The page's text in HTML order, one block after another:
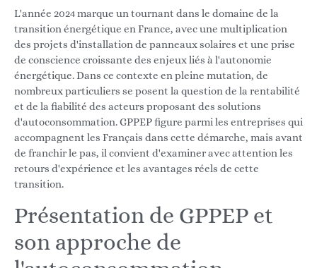
L'année 2024 marque un tournant dans le domaine de la
transition énergétique en France, avec une multiplication
des projets d'installation de panneaux solaires et une prise
de conscience croissante des enjeux liés à l'autonomie
énergétique. Dans ce contexte en pleine mutation, de
nombreux particuliers se posent la question de la rentabilité
et de la fiabilité des acteurs proposant des solutions
d'autoconsommation. GPPEP figure parmi les entreprises qui
accompagnent les Français dans cette démarche, mais avant
de franchir le pas, il convient d'examiner avec attention les
retours d'expérience et les avantages réels de cette
transition.
Présentation de GPPEP et
son approche de